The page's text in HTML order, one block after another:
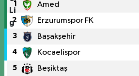
1 Amed
2 Erzurumspor FK
3 Başakşehir
4 Kocaelispor
5 Beşiktaş